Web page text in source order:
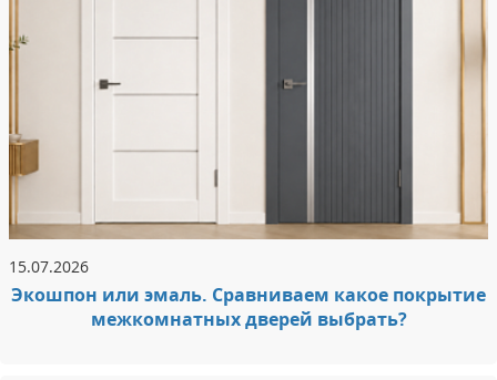
15.07.2026
Экошпон или эмаль. Сравниваем какое покрытие
межкомнатных дверей выбрать?